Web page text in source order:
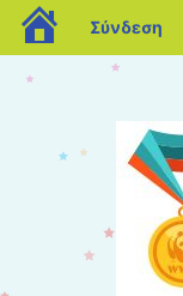
blogs.sch.gr
Σύνδεση